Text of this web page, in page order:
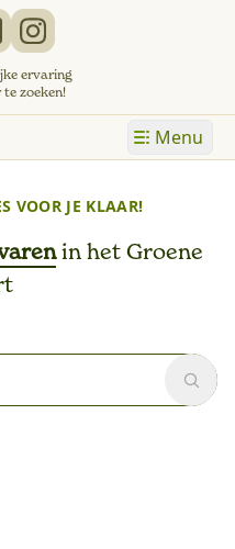
ervaring
te zoeken!
Menu
VOOR JE KLAAR!
in het Groene